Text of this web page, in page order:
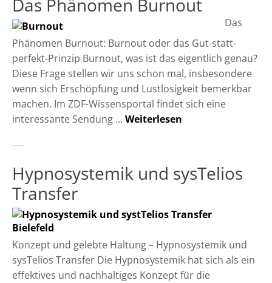
Das Phänomen Burnout
Das
Phänomen Burnout: Burnout oder das Gut-statt-
perfekt-Prinzip Burnout, was ist das eigentlich genau?
Diese Frage stellen wir uns schon mal, insbesondere
wenn sich Erschöpfung und Lustlosigkeit bemerkbar
machen. Im ZDF-Wissensportal findet sich eine
interessante Sendung …Weiterlesen
Hypnosystemik und sysTelios
Transfer
Konzept und gelebte Haltung – Hypnosystemik und
sysTelios Transfer Die Hypnosystemik hat sich als ein
effektives und nachhaltiges Konzept für die